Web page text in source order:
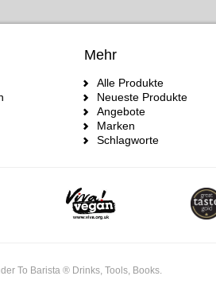
Mehr
Alle Produkte
Neueste Produkte
Angebote
Marken
Schlagworte
To Barista ® Drinks, Tools, Books.